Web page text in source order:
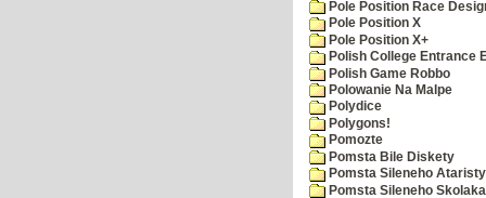
Pole Position Race
Pole Position X
Pole Position X+
Polish College Entrance
Polish Game Robbo
Polowanie Na Malpe
Polydice
Polygons!
Pomozte
Pomsta Bile Diskety
Pomsta Sileneho Ataristy
Pomsta Sileneho Skolaka